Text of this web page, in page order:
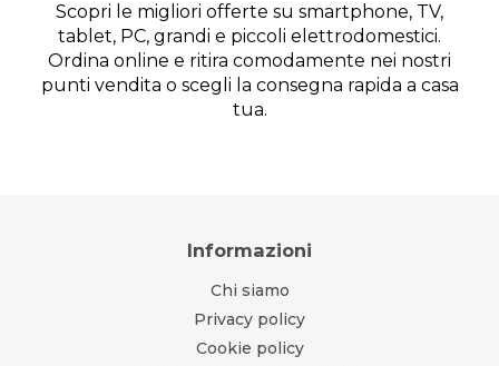
Scopri le migliori offerte su smartphone, TV,
tablet, PC, grandi e piccoli elettrodomestici.
Ordina online e ritira comodamente nei nostri
punti vendita o scegli la consegna rapida a casa
tua.
Informazioni
Chi siamo
Privacy policy
Cookie policy